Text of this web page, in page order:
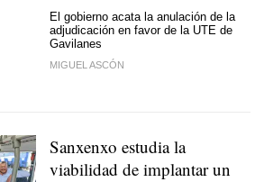
El gobierno acata la anulación de la
adjudicación en favor de la UTE de
Gavilanes
MIGUEL ASCÓN
Sanxenxo estudia la
viabilidad de implantar un